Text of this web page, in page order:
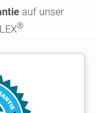
auf unser
®